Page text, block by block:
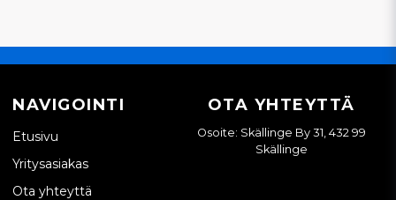
NAVIGOINTI
Etusivu
Yritysasiakas
Ota yhteyttä
OTA YHTEYTTÄ
Osoite: Skällinge By 31, 432 99
Skällinge